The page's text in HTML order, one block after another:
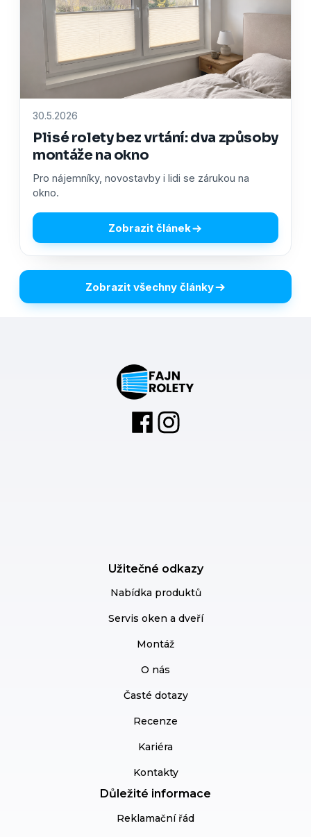
30.5.2026
Plisé rolety bez vrtání: dva způsoby
montáže na okno
Pro nájemníky, novostavby i lidi se zárukou na
okno.
Zobrazit článek
Zobrazit všechny články
Užitečné odkazy
Nabídka produktů
Servis oken a dveří
Montáž
O nás
Časté dotazy
Recenze
Kariéra
Kontakty
Důležité informace
Reklamační řád